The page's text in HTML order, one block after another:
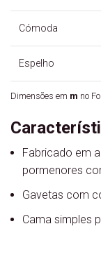
Cómoda
Dimensões em m no
Fabricado em
pormenores
Gavetas com
Cama simples